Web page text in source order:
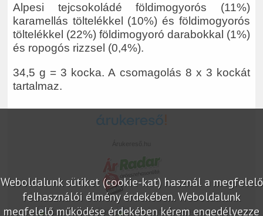
Alpesi tejcsokoládé földimogyorós (11%)
karamellás töltelékkel (10%) és földimogyorós
töltelékkel (22%) földimogyoró darabokkal (1%)
és ropogós rizzsel (0,4%).
34,5 g = 3 kocka. A csomagolás 8 x 3 kockát
tartalmaz.
Weboldalunk sütiket (cookie-kat) használ a megfelelő
felhasználói élmény érdekében. Weboldalunk
megfelelő működése érdekében kérem engedélyezze
marketplace partner